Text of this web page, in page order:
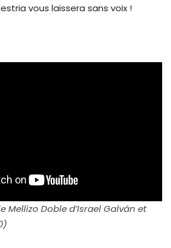
vous laissera sans voix !
Mellizo Doble d’Israel Galván et